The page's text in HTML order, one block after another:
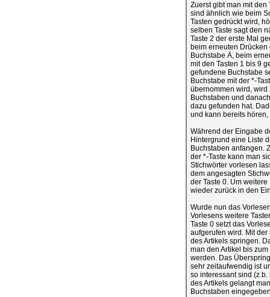
Zuerst gibt man mit den
sind ähnlich wie beim
Tasten gedrückt wird,
selben Taste sagt den
Taste 2 der erste Mal
beim erneuten
Buchstabe Ä, beim
mit den Tasten 1 bis 9
gefundene Buchstabe
Buchstabe mit der *-
übernommen wird,
Buchstaben und
dazu gefunden hat.
und kann bereits
Während der Eingabe
Hintergrund eine Liste
Buchstaben anfangen.
der *-Taste kann man
Stichwörter vorlesen
dem angesagten
der Taste 0. Um
wieder zurück in den
Wurde nun das
Vorlesens weitere
Taste 0 setzt das
aufgerufen wird. Mit
des Artikels springen.
man den Artikel bis
werden. Das
sehr zeitaufwendig ist
so interessant sind
des Artikels gelangt
Buchstaben